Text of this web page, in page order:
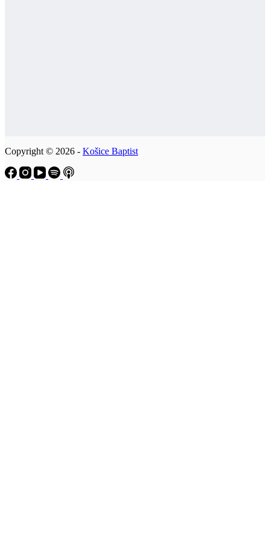
Copyright © 2026 - Košice Baptist